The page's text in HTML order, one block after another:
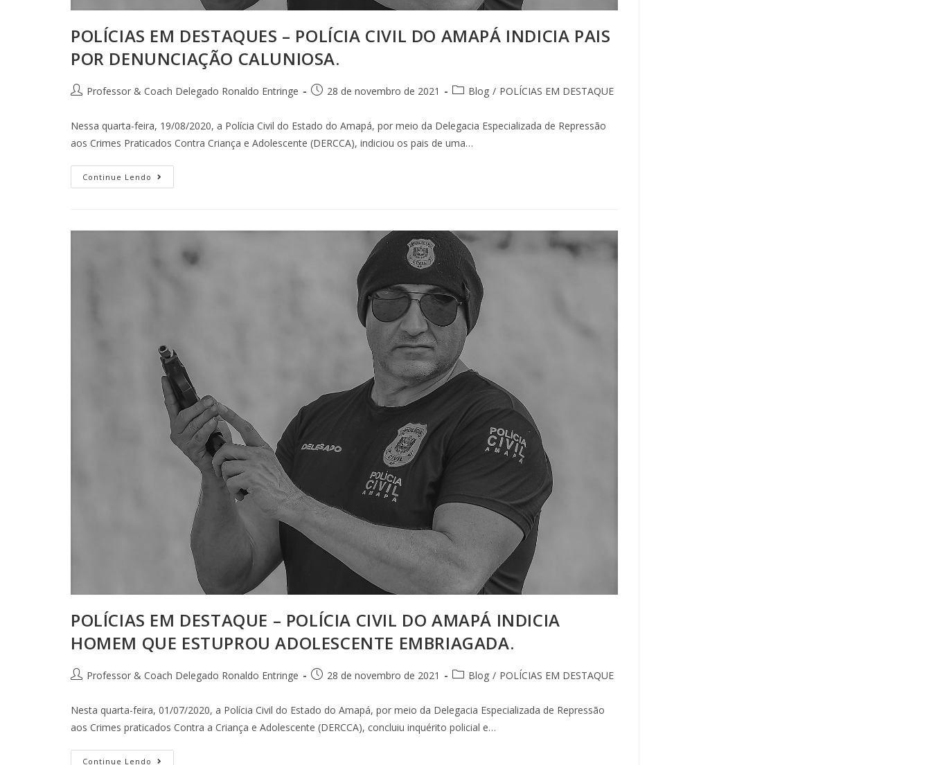
POLÍCIAS EM DESTAQUES – POLÍCIA CIVIL DO AMAPÁ INDICIA PAIS
POR DENUNCIAÇÃO CALUNIOSA.
Professor & Coach Delegado Ronaldo Entringe 28 de novembro de 2021 Blog / POLÍCIAS EM DESTAQUE
Nessa quarta-feira, 19/08/2020, a Polícia Civil do Estado do Amapá, por meio da Delegacia Especializada de Repressão
aos Crimes Praticados Contra Criança e Adolescente (DERCCA), indiciou os pais de uma…
Continue Lendo
POLÍCIAS EM DESTAQUE – POLÍCIA CIVIL DO AMAPÁ INDICIA
HOMEM QUE ESTUPROU ADOLESCENTE EMBRIAGADA.
Professor & Coach Delegado Ronaldo Entringe 28 de novembro de 2021 Blog / POLÍCIAS EM DESTAQUE
Nesta quarta-feira, 01/07/2020, a Polícia Civil do Estado do Amapá, por meio da Delegacia Especializada de Repressão
aos Crimes praticados Contra a Criança e Adolescente (DERCCA), concluiu inquérito policial e…
Continue Lendo